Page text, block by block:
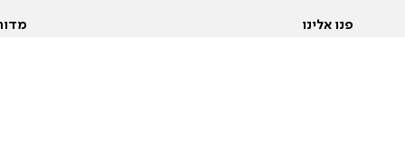
פנו אלינו